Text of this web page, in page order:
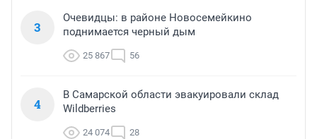
3
Очевидцы: в районе Новосемейкино
поднимается черный дым
25 867 56
4
В Самарской области эвакуировали склад
Wildberries
24 074 28